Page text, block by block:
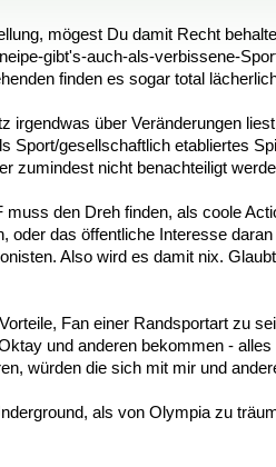
mögest Du damit Recht
gibt's-auch-als-verbissene-
finden es sogar total
irgendwas über Veränderungen
Sport/gesellschaftlich etabliertes
zumindest nicht benachteiligt
muss den Dreh finden, als coole
oder das öffentliche Interesse
Also wird es damit nix.
Fan einer Randsportart zu
und anderen bekommen -
würden die sich mit mir und
als von Olympia zu